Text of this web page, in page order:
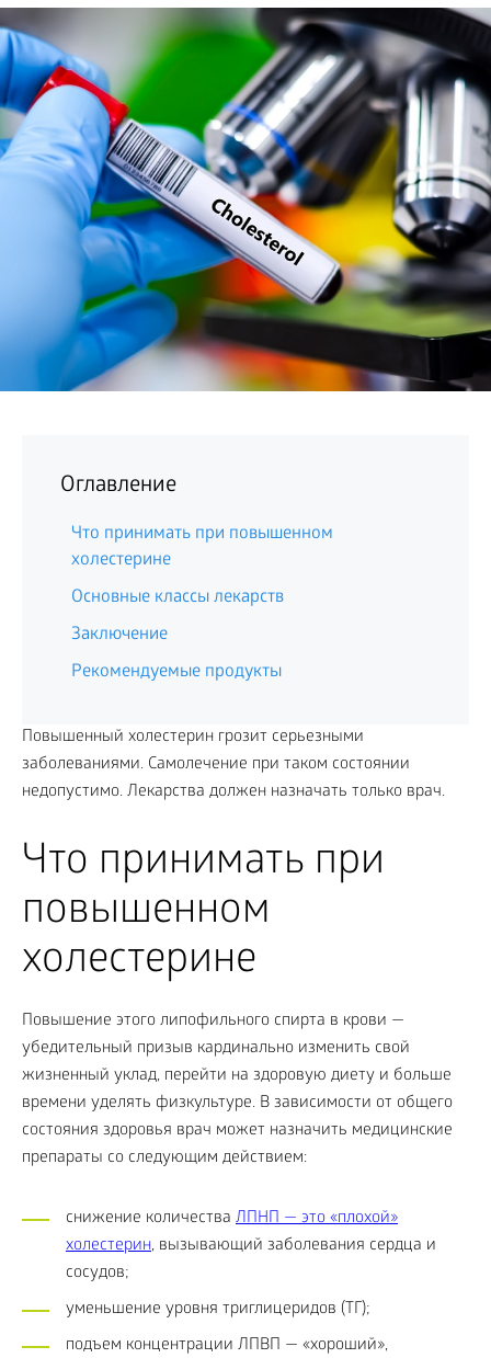
Оглавление
Что принимать при повышенном
холестерине
Основные классы лекарств
Заключение
Рекомендуемые продукты
Повышенный холестерин грозит серьезными
заболеваниями. Самолечение при таком состоянии
недопустимо. Лекарства должен назначать только врач.
Что принимать при
повышенном
холестерине
Повышение этого липофильного спирта в крови —
убедительный призыв кардинально изменить свой
жизненный уклад, перейти на здоровую диету и больше
времени уделять физкультуре. В зависимости от общего
состояния здоровья врач может назначить медицинские
препараты со следующим действием:
снижение количества ЛПНП — это «плохой»
холестерин, вызывающий заболевания сердца и
сосудов;
уменьшение уровня триглицеридов (ТГ);
подъем концентрации ЛПВП — «хороший»,